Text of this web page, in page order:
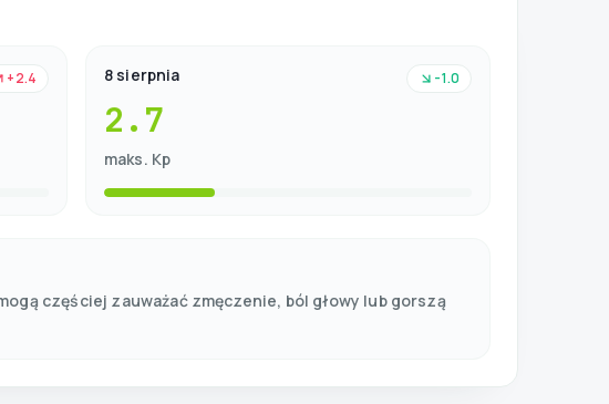
+2.4 8 sierpnia
2.7
maks. Kp
-1.0
częściej zauważać zmęczenie, ból głowy lub gorszą